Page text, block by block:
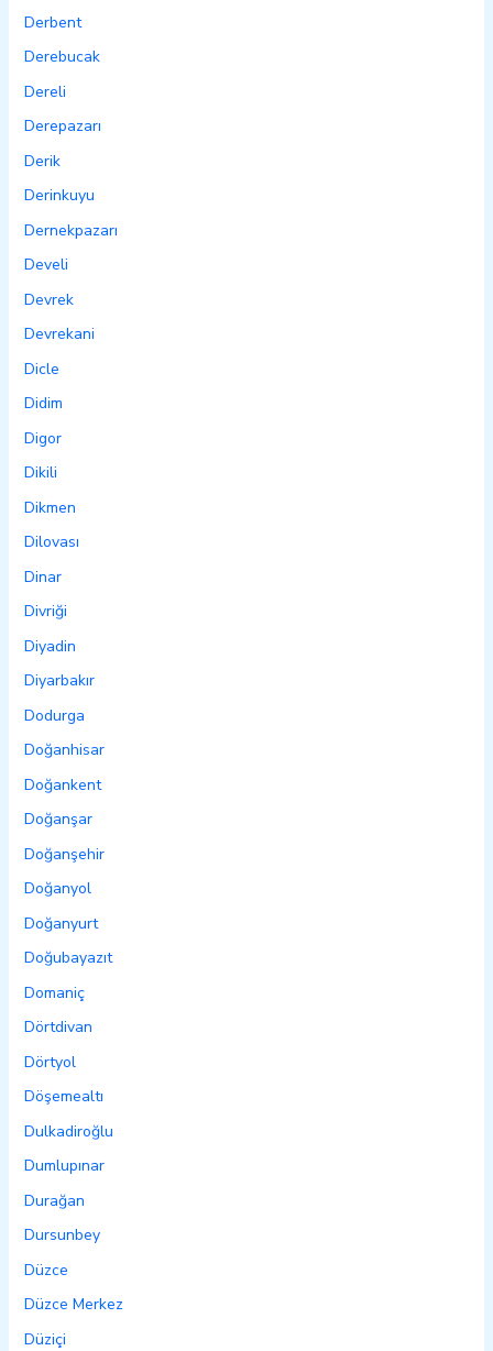
Derbent
Derebucak
Dereli
Derepazarı
Derik
Derinkuyu
Dernekpazarı
Develi
Devrek
Devrekani
Dicle
Didim
Digor
Dikili
Dikmen
Dilovası
Dinar
Divriği
Diyadin
Diyarbakır
Dodurga
Doğanhisar
Doğankent
Doğanşar
Doğanşehir
Doğanyol
Doğanyurt
Doğubayazıt
Domaniç
Dörtdivan
Dörtyol
Döşemealtı
Dulkadiroğlu
Dumlupınar
Durağan
Dursunbey
Düzce
Düzce Merkez
Düziçi